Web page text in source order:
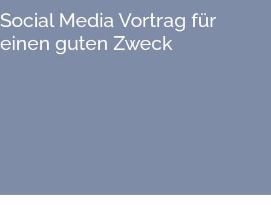
Social Media Vor­trag für
einen guten Zweck